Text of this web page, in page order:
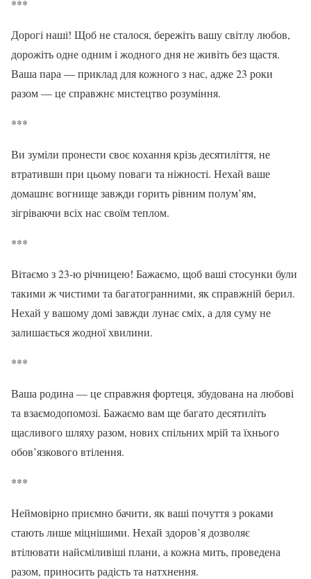
***
Дорогі наші! Щоб не сталося, бережіть вашу світлу любов,
дорожіть одне одним і жодного дня не живіть без щастя.
Ваша пара — приклад для кожного з нас, адже 23 роки
разом — це справжнє мистецтво розуміння.
***
Ви зуміли пронести своє кохання крізь десятиліття, не
втративши при цьому поваги та ніжності. Нехай ваше
домашнє вогнище завжди горить рівним полум’ям,
зігріваючи всіх нас своїм теплом.
***
Вітаємо з 23-ю річницею! Бажаємо, щоб ваші стосунки були
такими ж чистими та багатогранними, як справжній берил.
Нехай у вашому домі завжди лунає сміх, а для суму не
залишається жодної хвилини.
***
Ваша родина — це справжня фортеця, збудована на любові
та взаємодопомозі. Бажаємо вам ще багато десятиліть
щасливого шляху разом, нових спільних мрій та їхнього
обов’язкового втілення.
***
Неймовірно приємно бачити, як ваші почуття з роками
стають лише міцнішими. Нехай здоров’я дозволяє
втілювати найсміливіші плани, а кожна мить, проведена
разом, приносить радість та натхнення.